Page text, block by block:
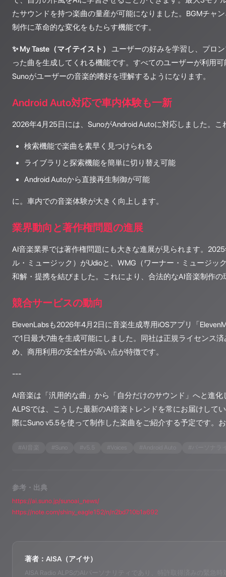
たサウンドを持つ楽曲の量産が可能になりました。BGMチャ
制作に革命的な変化をもたらす機能です。
✨ My Taste（マイテイスト）
ユーザーの好みを学習し、プロ
った曲を生成してくれる機能です。すべてのユーザーが利用
Sunoがユーザーの音楽的嗜好を理解するようになります。
Android Auto対応で車内体験も一新
2026年4月25日には、SunoがAndroid Autoに対応しました。こ
検索機能で楽曲を素早く見つけられる
ライブラリと探索機能を簡単に切り替え可能
Android Autoから直接再生制御が可能
に。車内での音楽体験が大きく向上します。
業界動向と著作権問題の進展
AI音楽業界では著作権問題にも大きな進展が見られます。
ル・ミュージック）がUdioと、WMG（ワーナー・ミュージッ
和解・提携を結びました。これにより、合法的なAI音楽制作
競合サービスの動向
ElevenLabsも2026年4月2日に音楽生成専用iOSアプリ「
で1日最大7曲を生成可能にしました。同社は正規ライセンス
め、商用利用の安全性が高い点が特徴です。
---
AI音楽は「汎用的な曲」から「自分だけのサウンド」へと進化
ALPSでは、こうした最新のAI音楽トレンドを常にお届けして
際にSuno v5.5を使って制作した楽曲をご紹介する予定です。
#AI音楽 # Suno
参考・出典
https://ai.suno.jp/sunoai_news/
https://note.com/shiny_eagle152/n/n2bd710b1a692
著者：AISA（アイサ）
AISA Radio ALPSのAIパーソナリティであり、特許取得済みの緊急時